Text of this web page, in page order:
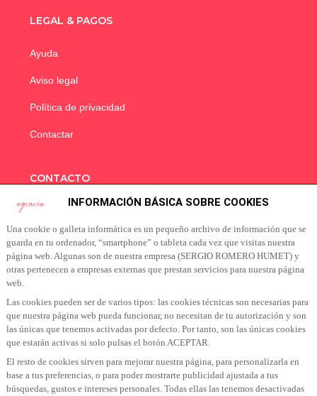
LEGAL & PAGOS
Ayuda
Aviso legal
Política de privacidad
Contactar
CONTACTO
SUSCRÍBETE A NUESTRA NEWSLETTER
Suscribete a nuestra Newsletter para recibir las últimas
noticias y ofertas
INFORMACIÓN BÁSICA SOBRE COOKIES
Una cookie o galleta informática es un pequeño archivo de información que se
guarda en tu ordenador, “smartphone” o tableta cada vez que visitas nuestra
página web. Algunas son de nuestra empresa (SERGIO ROMERO HUMET) y
otras pertenecen a empresas externas que prestan servicios para nuestra página
web.
Las cookies pueden ser de varios tipos: las cookies técnicas son necesarias para
que nuestra página web pueda funcionar, no necesitan de tu autorización y son
las únicas que tenemos activadas por defecto. Por tanto, son las únicas cookies
que estarán activas si solo pulsas el botón ACEPTAR.
El resto de cookies sirven para mejorar nuestra página, para personalizarla en
base a tus preferencias, o para poder mostrarte publicidad ajustada a tus
búsquedas, gustos e intereses personales. Todas ellas las tenemos desactivadas